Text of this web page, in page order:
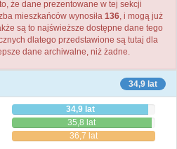
że dane prezentowane w tej sekcji
mieszkańców wynosiła 136, i mogą już
są to najświeższe dostępne dane tego
dlatego przedstawione są tutaj dla
dane archiwalne, niż żadne.
34,9 lat
34,9 lat
35,8 lat
36,7 lat